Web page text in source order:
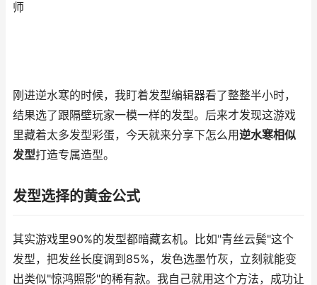
师
刚进逆水寒的时候，我盯着发型编辑器看了整整半小时，
结果选了跟隔壁玩家一模一样的发型。后来才发现这游戏
里藏着太多发型彩蛋，今天就来分享下怎么用逆水寒相似
发型打造专属造型。
发型选择的黄金公式
其实游戏里90%的发型都暗藏玄机。比如"青丝云鬓"这个
发型，把发丝长度调到85%，发色选墨竹灰，立刻就能变
出类似"惊鸿照影"的稀有款。我自己就用这个方法，成功让